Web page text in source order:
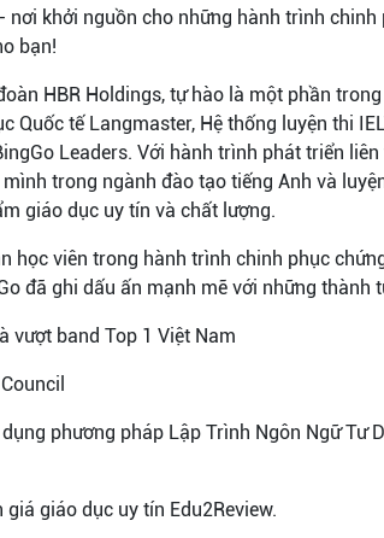
nơi khởi nguồn cho những hành trình
bạn!
HBR Holdings, tự hào là một phần
Quốc tế Langmaster, Hệ thống luyện thi
Leaders. Với hành trình phát triển
trong ngành đào tạo tiếng Anh và
giáo dục uy tín và chất lượng.
học viên trong hành trình chinh phục
đã ghi dấu ấn mạnh mẽ với những thành
vượt band Top 1 Việt Nam
phương pháp Lập Trình Ngôn Ngữ Tư
giáo dục uy tín Edu2Review.